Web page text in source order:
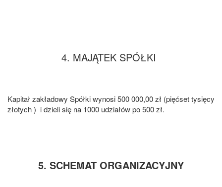
4. MAJĄTEK SPÓŁKI
Kapitał zakładowy Spółki wynosi 500 000,00 zł (pięćset tysięcy
złotych ) i dzieli się na 1000 udziałów po 500 zł.
5. SCHEMAT ORGANIZACYJNY